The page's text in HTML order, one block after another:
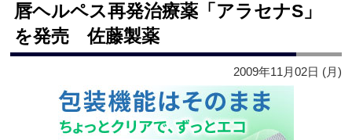
唇ヘルペス再発治療薬「アラセナS」
を発売 佐藤製薬
2009年11月02日 (月)